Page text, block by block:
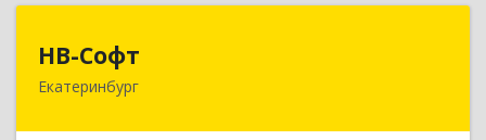
НВ-Софт
Екатеринбург
620100, Свердловская обл, Екатеринбург г,